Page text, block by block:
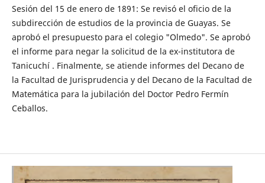
Sesión del 15 de enero de 1891: Se revisó el oficio de la
subdirección de estudios de la provincia de Guayas. Se
aprobó el presupuesto para el colegio "Olmedo". Se aprobó
el informe para negar la solicitud de la ex-institutora de
Tanicuchí . Finalmente, se atiende informes del Decano de
la Facultad de Jurisprudencia y del Decano de la Facultad de
Matemática para la jubilación del Doctor Pedro Fermín
Ceballos.